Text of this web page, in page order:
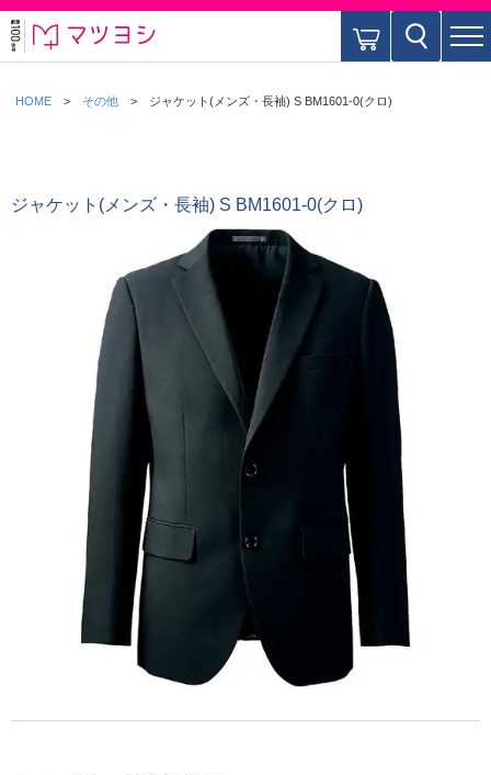
HOME その他 ジャケット(メンズ・長袖) S BM1601-0(クロ)
ジャケット(メンズ・長袖) S BM1601-0(クロ)